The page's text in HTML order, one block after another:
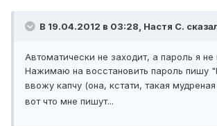
В 19.04.2012 в 03:28, Настя С.
Автоматически не заходит, а пароль я
Нажимаю на восстановить пароль пишу
ввожу капчу (она, кстати, такая
вот что мне пишут...